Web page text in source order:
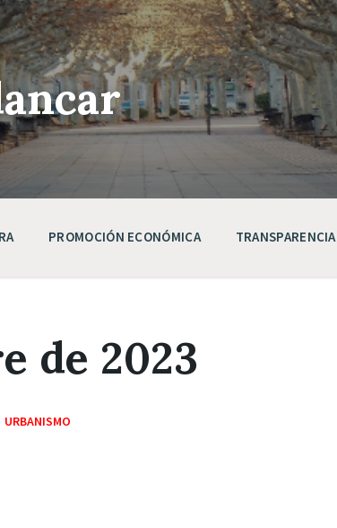
PROMOCIÓN ECONÓMICA TRANSPARENCIA
de 2023
URBANISMO